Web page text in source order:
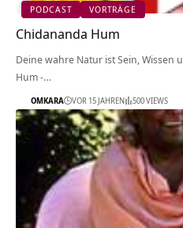
PODCAST VORTRÄGE
Chidananda Hum
Deine wahre Natur ist Sein, Wissen
Hum -…
OMKARA VOR 15 JAHREN 500 VIEWS